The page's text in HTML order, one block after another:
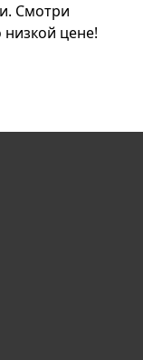
Смотри
цене!